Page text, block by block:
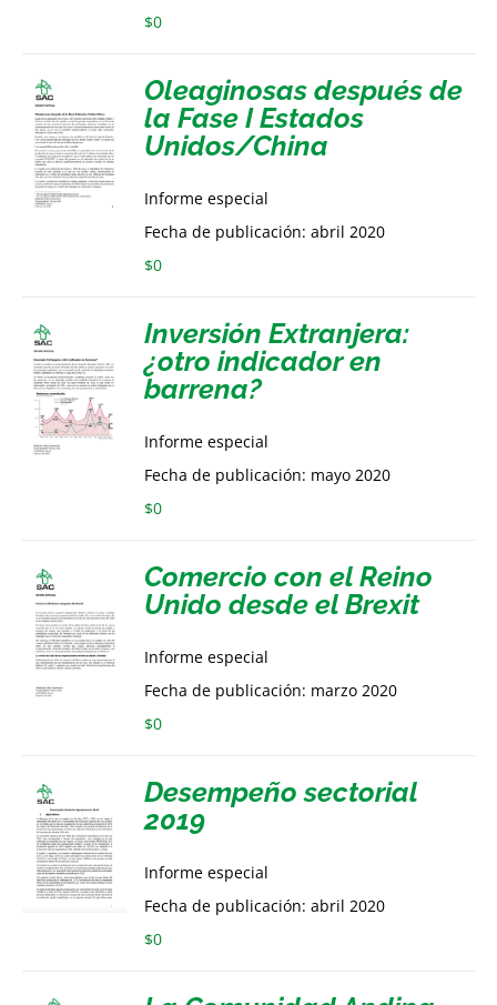
$0
Oleaginosas después de
la Fase I Estados
Unidos/China
Informe especial
Fecha de publicación: abril 2020
$0
Inversión Extranjera:
¿otro indicador en
barrena?
Informe especial
Fecha de publicación: mayo 2020
$0
Comercio con el Reino
Unido desde el Brexit
Informe especial
Fecha de publicación: marzo 2020
$0
Desempeño sectorial
2019
Informe especial
Fecha de publicación: abril 2020
$0